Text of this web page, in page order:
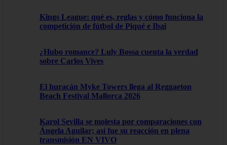
Kings League: qué es, reglas y cómo funciona la
competición de fútbol de Piqué e Ibai
¿Hubo romance? Luly Bossa cuenta la verdad
sobre Carlos Vives
El huracán Myke Towers llega al Reggaeton
Beach Festival Mallorca 2026
Karol Sevilla se molesta por comparaciones con
Ángela Aguilar; así fue su reacción en plena
transmisión EN VIVO